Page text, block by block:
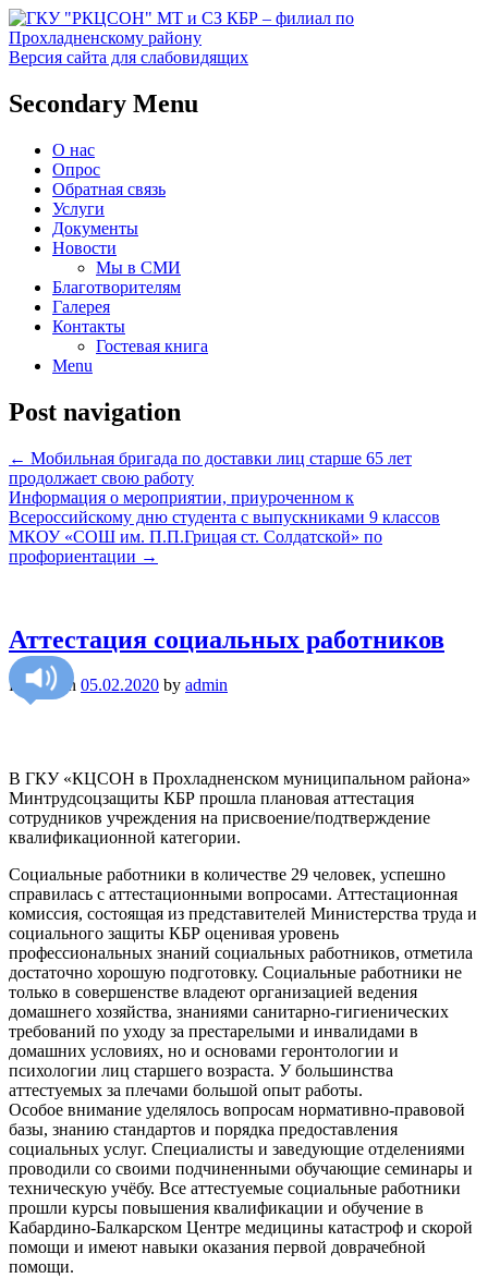
ГКУ "РКЦСОН" МТ и СЗ
КБР – филиал по
Прохладненскому району
Прохладненском районе
Версия сайта для слабовидящих
Secondary Menu
О нас
Опрос
Обратная связь
Услуги
Документы
Новости
Мы в СМИ
Благотворителям
Галерея
Контакты
Гостевая книга
Menu
Post navigation
← Мобильная бригада по доставки лиц старше 65 лет
продолжает свою работу
Информация о мероприятии, приуроченном к
Всероссийскому дню студента с выпускниками 9 классов
МКОУ «СОШ им. П.П.Грицая ст. Солдатской» по
профориентации →
Аттестация социальных работников
Posted on 05.02.2020 by admin
В ГКУ «КЦСОН в Прохладненском муниципальном района»
Минтрудсоцзащиты КБР прошла плановая аттестация
сотрудников учреждения на присвоение/подтверждение
квалификационной категории.
Социальные работники в количестве 29 человек, успешно
справилась с аттестационными вопросами. Аттестационная
комиссия, состоящая из представителей Министерства труда и
социального защиты КБР оценивая уровень
профессиональных знаний социальных работников, отметила
достаточно хорошую подготовку. Социальные работники не
только в совершенстве владеют организацией ведения
домашнего хозяйства, знаниями санитарно-гигиенических
требований по уходу за престарелыми и инвалидами в
домашних условиях, но и основами геронтологии и
психологии лиц старшего возраста. У большинства
аттестуемых за плечами большой опыт работы.
Особое внимание уделялось вопросам нормативно-правовой
базы, знанию стандартов и порядка предоставления
социальных услуг. Специалисты и заведующие отделениями
проводили со своими подчиненными обучающие семинары и
техническую учёбу. Все аттестуемые социальные работники
прошли курсы повышения квалификации и обучение в
Кабардино-Балкарском Центре медицины катастроф и скорой
помощи и имеют навыки оказания первой доврачебной
помощи.